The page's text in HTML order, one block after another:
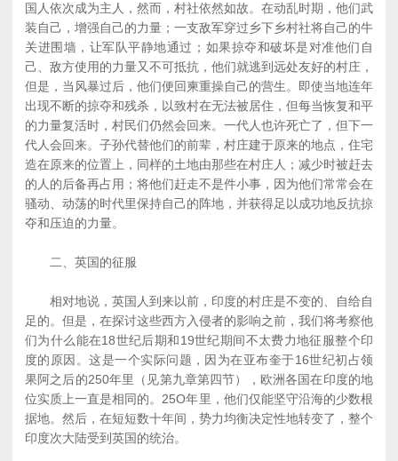
国人依次成为主人，然而，村社依然如故。在动乱时期，他们武
装自己，增强自己的力量；一支敌军穿过乡下乡村社将自己的牛
关进围墙，让军队平静地通过；如果掠夺和破坏是对准他们自
己、敌方使用的力量又不可抵抗，他们就逃到远处友好的村庄，
但是，当风暴过后，他们便回柬重操自己的营生。即使当地连年
出现不断的掠夺和残杀，以致村在无法被居住，但每当恢复和平
的力量复活时，村民们仍然会回来。一代人也许死亡了，但下一
代人会回来。子孙代替他们的前辈，村庄建于原来的地点，住宅
造在原来的位置上，同样的土地由那些在村庄人；减少时被赶去
的人的后备再占用；将他们赶走不是件小事，因为他们常常会在
骚动、动荡的时代里保持自己的阵地，并获得足以成功地反抗掠
夺和压迫的力量。
二、英国的征服
相对地说，英国人到来以前，印度的村庄是不变的、自给自
足的。但是，在探讨这些西方入侵者的影响之前，我们将考察他
们为什么能在18世纪后期和19世纪期间不太费力地征服整个印
度的原因。这是一个实际问题，因为在亚布奎于16世纪初占领
果阿之后的250年里（见第九章第四节），欧洲各国在印度的地
位实质上一直是相同的。25O年里，他们仅能坚守沿海的少数根
据地。然后，在短短数十年间，势力均衡决定性地转变了，整个
印度次大陆受到英国的统治。